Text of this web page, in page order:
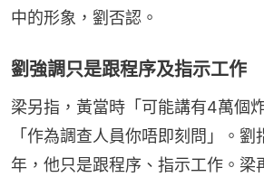
中的形象，劉否認。
劉強調只是跟程序及指示工作
梁另指，黃當時「可能講有4萬個
「作為調查人員你唔即刻問」。
年，他只是跟程序、指示工作。梁